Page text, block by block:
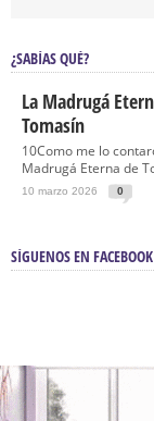
¿SABÍAS QUÉ?
La Madrugá
Tomasín
10Como me lo
Madrugá Eterna de
10 marzo 2026 0
SÍGUENOS EN FACEBOOK